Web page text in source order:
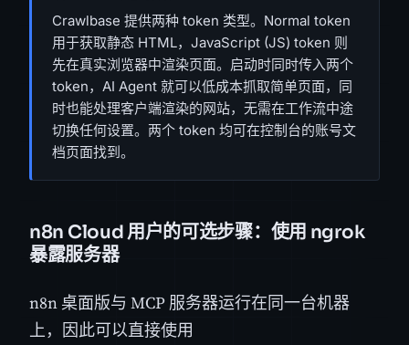
Crawlbase 提供两种 token 类型。Normal token
用于获取静态 HTML，JavaScript (JS) token 则
先在真实浏览器中渲染页面。启动时同时传入两个
token，AI Agent 就可以低成本抓取简单页面，同
时也能处理客户端渲染的网站，无需在工作流中途
切换任何设置。两个 token 均可在控制台的账号文
档页面找到。
n8n Cloud 用户的可选步骤：使用 ngrok
暴露服务器
n8n 桌面版与 MCP 服务器运行在同一台机器
上，因此可以直接使用